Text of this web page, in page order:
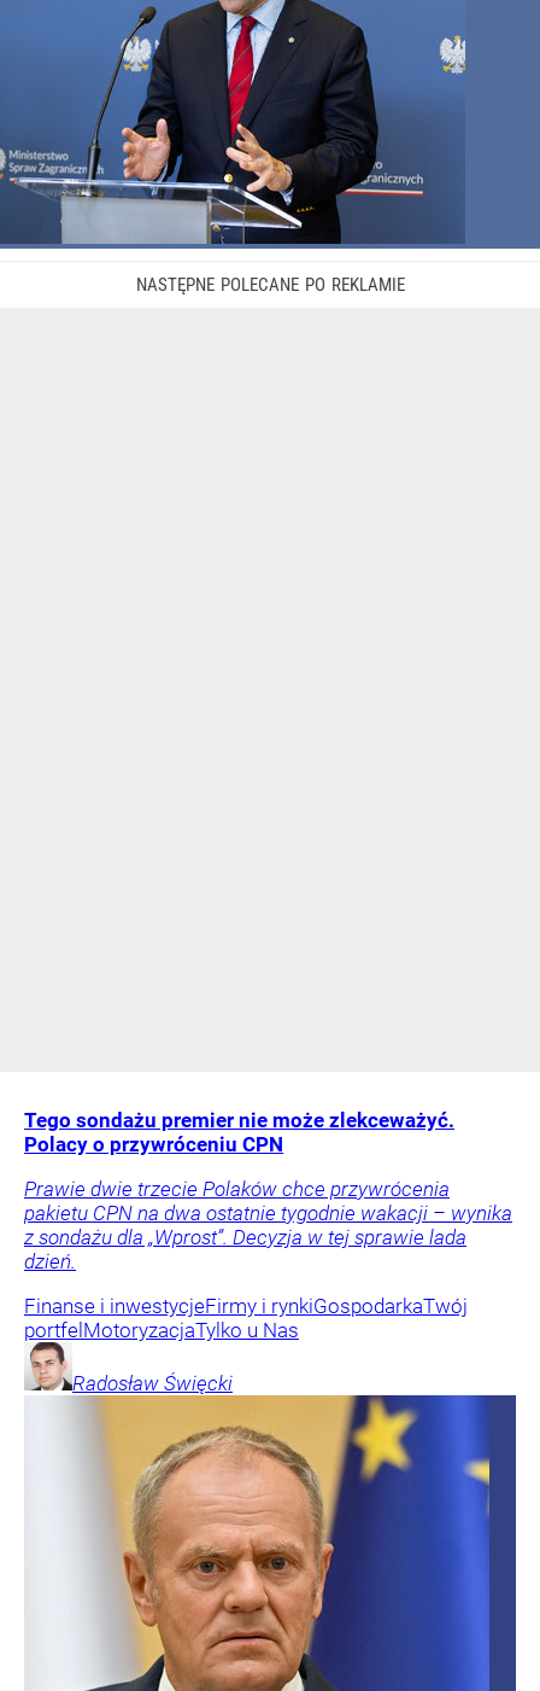
Tego sondażu premier nie może zlekceważyć.
Polacy o przywróceniu CPN
Prawie dwie trzecie Polaków chce przywrócenia
pakietu CPN na dwa ostatnie tygodnie wakacji – wynika
z sondażu dla „Wprost”. Decyzja w tej sprawie lada
dzień.
Finanse i inwestycjeFirmy i rynkiGospodarkaTwój
portfel MotoryzacjaTylko u Nas
Radosław Święcki